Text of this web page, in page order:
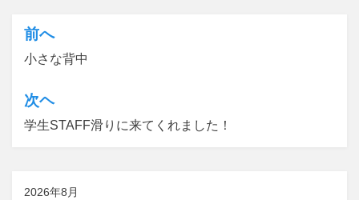
投
稿
ナ
ビ
前へ
小さな背中
次ヘ
学生STAFF滑りに来てくれました！
2026年8月